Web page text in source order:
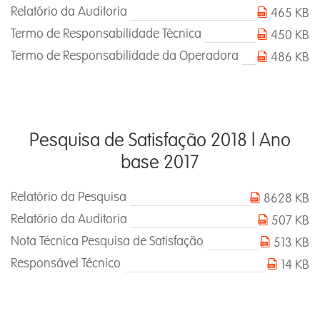
Relatório da Auditoria
465 KB
Termo de Responsabilidade Técnica
450 KB
Termo de Responsabilidade da Operadora
486 KB
Pesquisa de Satisfação 2018 l Ano
base 2017
Relatório da Pesquisa
8628 KB
Relatório da Auditoria
507 KB
Nota Técnica Pesquisa de Satisfação
513 KB
Responsável Técnico
14 KB